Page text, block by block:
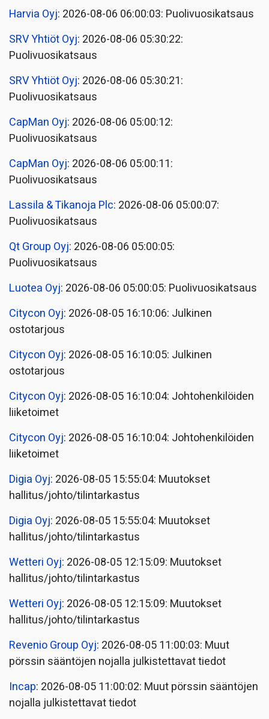
Harvia Oyj: 2026-08-06 06:00:03: Puolivuosikatsaus
SRV Yhtiöt Oyj: 2026-08-06 05:30:22:
Puolivuosikatsaus
SRV Yhtiöt Oyj: 2026-08-06 05:30:21:
Puolivuosikatsaus
CapMan Oyj: 2026-08-06 05:00:12:
Puolivuosikatsaus
CapMan Oyj: 2026-08-06 05:00:11:
Puolivuosikatsaus
Lassila & Tikanoja Plc: 2026-08-06 05:00:07:
Puolivuosikatsaus
Qt Group Oyj: 2026-08-06 05:00:05:
Puolivuosikatsaus
Luotea Oyj: 2026-08-06 05:00:05: Puolivuosikatsaus
Citycon Oyj: 2026-08-05 16:10:06: Julkinen
ostotarjous
Citycon Oyj: 2026-08-05 16:10:05: Julkinen
ostotarjous
Citycon Oyj: 2026-08-05 16:10:04: Johtohenkilöiden
liiketoimet
Citycon Oyj: 2026-08-05 16:10:04: Johtohenkilöiden
liiketoimet
Digia Oyj: 2026-08-05 15:55:04: Muutokset
hallitus/johto/tilintarkastus
Digia Oyj: 2026-08-05 15:55:04: Muutokset
hallitus/johto/tilintarkastus
Wetteri Oyj: 2026-08-05 12:15:09: Muutokset
hallitus/johto/tilintarkastus
Wetteri Oyj: 2026-08-05 12:15:09: Muutokset
hallitus/johto/tilintarkastus
Revenio Group Oyj: 2026-08-05 11:00:03: Muut
pörssin sääntöjen nojalla julkistettavat tiedot
Incap: 2026-08-05 11:00:02: Muut pörssin sääntöjen
nojalla julkistettavat tiedot